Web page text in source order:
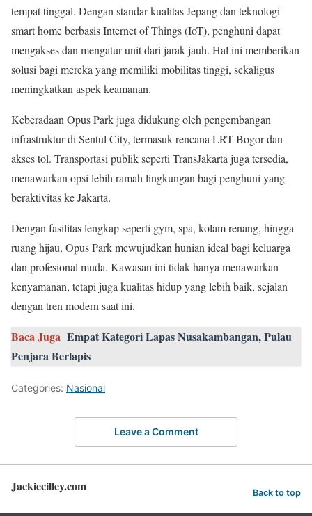
tempat tinggal. Dengan standar kualitas Jepang dan teknologi
smart home berbasis Internet of Things (IoT), penghuni dapat
mengakses dan mengatur unit dari jarak jauh. Hal ini memberikan
solusi bagi mereka yang memiliki mobilitas tinggi, sekaligus
meningkatkan aspek keamanan.
Keberadaan Opus Park juga didukung oleh pengembangan
infrastruktur di Sentul City, termasuk rencana LRT Bogor dan
akses tol. Transportasi publik seperti TransJakarta juga tersedia,
menawarkan opsi lebih ramah lingkungan bagi penghuni yang
beraktivitas ke Jakarta.
Dengan fasilitas lengkap seperti gym, spa, kolam renang, hingga
ruang hijau, Opus Park mewujudkan hunian ideal bagi keluarga
dan profesional muda. Kawasan ini tidak hanya menawarkan
kenyamanan, tetapi juga kualitas hidup yang lebih baik, sejalan
dengan tren modern saat ini.
Baca Juga Empat Kategori Lapas Nusakambangan, Pulau
Penjara Berlapis
Categories: Nasional
Leave a Comment
Jackiecilley.com Back to top